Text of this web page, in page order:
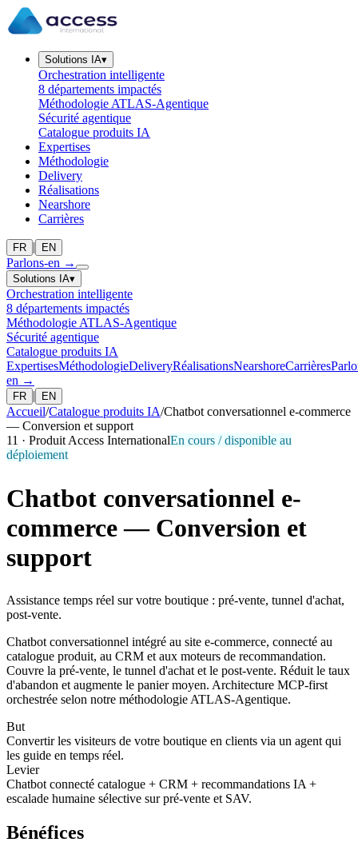
Solutions IA▾
Orchestration intelligente
8 départements impactés
Méthodologie ATLAS-Agentique
Sécurité agentique
Catalogue produits IA
Expertises
Méthodologie
Delivery
Réalisations
Nearshore
Carrières
FR | EN
Parlons-en →
Solutions IA▾
Orchestration intelligente
8 départements impactés
Méthodologie ATLAS-Agentique
Sécurité agentique
Catalogue produits IA
ExpertisesMéthodologieDeliveryRéalisationsNearshoreCarrières
en →
FR | EN
Accueil/Catalogue produits IA/Chatbot conversationnel e-commerce
— Conversion et support
11 · Produit Access InternationalEn cours / disponible au
déploiement
Chatbot conversationnel e-
commerce — Conversion et
support
Assistance temps réel sur votre boutique : pré-vente, tunnel d'achat,
post-vente.
Chatbot conversationnel intégré au site e-commerce, connecté au
catalogue produit, au CRM et aux moteurs de recommandation.
Couvre la pré-vente, le tunnel d'achat et le post-vente. Réduit le taux
d'abandon et augmente le panier moyen. Architecture MCP-first
orchestrée selon notre méthodologie ATLAS-Agentique.
But
Convertir les visiteurs de votre boutique en clients via un agent qui
les guide en temps réel.
Levier
Chatbot connecté catalogue + CRM + recommandations IA +
escalade humaine sélective sur pré-vente et SAV.
Bénéfices